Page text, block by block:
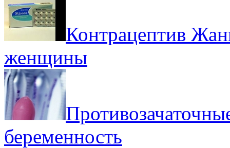
Контрацептив
женщины
беременность